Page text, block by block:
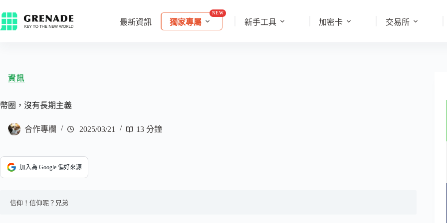
最新資訊 獨家專屬 新手工具 加密卡 交易所
資訊
幣圈，沒有長期主義
合作專欄 2025/03/21 13 分鐘
加入為 Google 偏好來源
信仰！信仰呢？兄弟